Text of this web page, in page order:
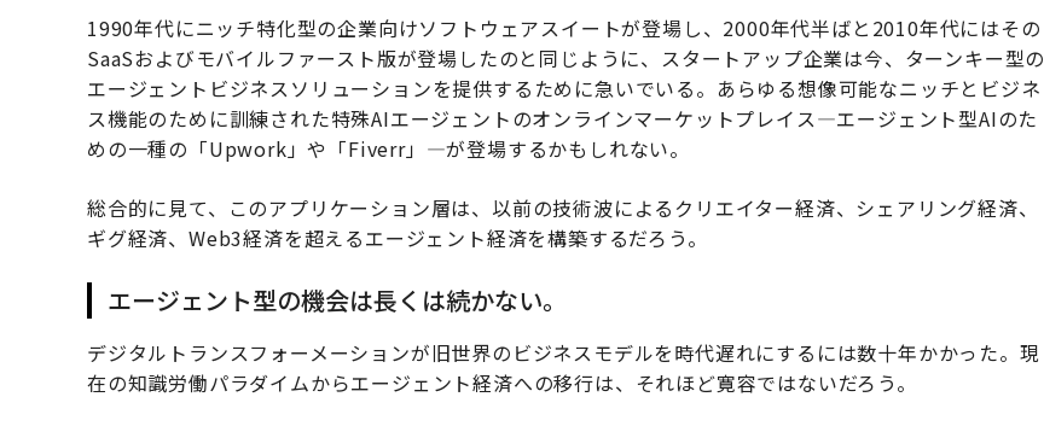
1990年代にニッチ特化型の企業向けソフトウェアスイートが登場し、2000年代半ばと2010年代にはその
SaaSおよびモバイルファースト版が登場したのと同じように、スタートアップ企業は今、ターンキー型の
エージェントビジネスソリューションを提供するために急いでいる。あらゆる想像可能なニッチとビジネ
ス機能のために訓練された特殊AIエージェントのオンラインマーケットプレイス—エージェント型AIのた
めの一種の「Upwork」や「Fiverr」—が登場するかもしれない。
総合的に見て、このアプリケーション層は、以前の技術波によるクリエイター経済、シェアリング経済、
ギグ経済、Web3経済を超えるエージェント経済を構築するだろう。
エージェント型の機会は長くは続かない。
デジタルトランスフォーメーションが旧世界のビジネスモデルを時代遅れにするには数十年かかった。現
在の知識労働パラダイムからエージェント経済への移行は、それほど寛容ではないだろう。